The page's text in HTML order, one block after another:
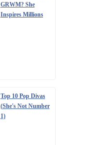
GRWM? She
Inspires Millions
Top 10 Pop Divas
(She's Not Number
1)